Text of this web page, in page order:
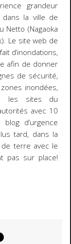
grandeur
la ville de
Netto (Nagaoka
Le site web de
d’inondations,
afin de donner
de sécurité,
inondées,
les sites du
avec 10
d’urgence
tard, dans la
terre avec le
pas sur place!